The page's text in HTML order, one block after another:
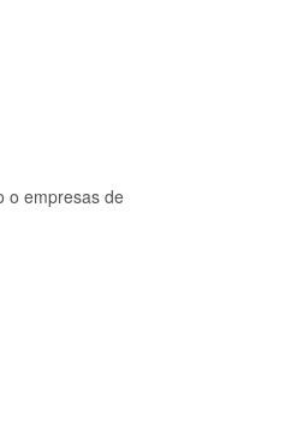
o empresas de